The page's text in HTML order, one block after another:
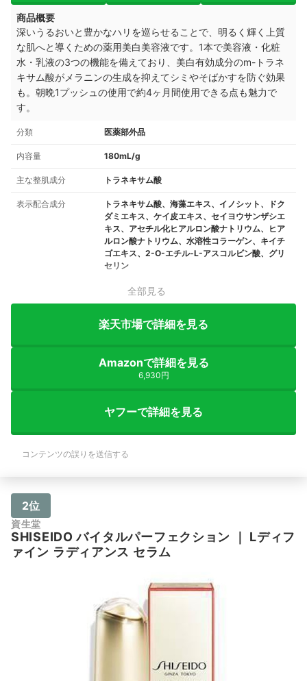
商品概要
深いうるおいと豊かなハリを巡らせることで、明るく輝く上質
な肌へと導くための薬用美白美容液です。1本で美容液・化粧
水・乳液の3つの機能を備えており、美白有効成分のm-トラネ
キサム酸がメラニンの生成を抑えてシミやそばかすを防ぐ効果
も。朝晩1プッシュの使用で約4ヶ月間使用できる点も魅力で
す。
分類 医薬部外品
内容量 180mL/g
主な整肌成分 トラネキサム酸
表示配合成分
トラネキサム酸、海藻エキス、イノシット、ドク
ダミエキス、ケイ皮エキス、セイヨウサンザシエ
キス、アセチル化ヒアルロン酸ナトリウム、ヒア
ルロン酸ナトリウム、水溶性コラーゲン、キイチ
ゴエキス、2-O-エチル-L-アスコルビン酸、グリ
セリン
全部見る
楽天市場で詳細を見る
Amazonで詳細を見る
6,930円
ヤフーで詳細を見る
コンテンツの誤りを送信する
2位
資生堂
SHISEIDOバイタルパーフェクション
Lディフ
ァイン ラディアンス セラム